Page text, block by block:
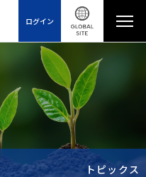
ログイン
トピックス